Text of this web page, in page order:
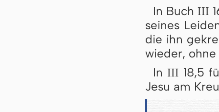
In Buch III
seines
die ihn
wieder,
In III 18,5
Jesu am